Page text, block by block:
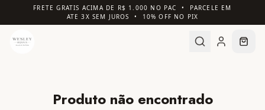
FRETE GRATIS ACIMA DE R$ 1.000 NO PAC • PARCELE EM
ATE 3X SEM JUROS • 10% OFF NO PIX
Produto não encontrado